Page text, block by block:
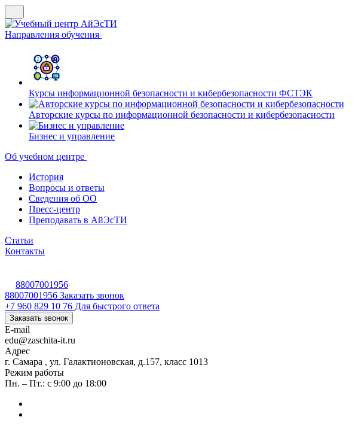
Направления обучения
Курсы информационной безопасности и кибербезопасности ФСТЭК
Авторские курсы по информационной безопасности и кибербезопасности
Бизнес и управление
Об учебном центре
История
Вопросы и ответы
Сведения об ОО
Пресс-центр
Преподавать в АйЭсТИ
Статьи
Контакты
88007001956
88007001956 Заказать звонок
+7 960 829 10 76 Для быстрого ответа
Заказать звонок
E-mail
edu@zaschita-it.ru
Адрес
г. Самара , ул. Галактионовская, д.157, класс 1013
Режим работы
Пн. – Пт.: с 9:00 до 18:00